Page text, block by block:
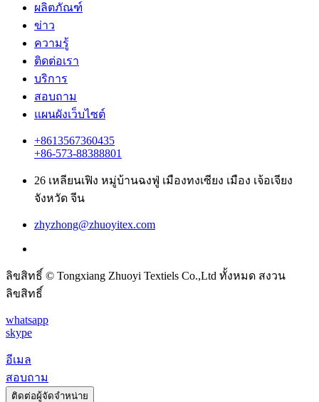
ผลิตภัณฑ์
ข่าว
ความรู้
ติดต่อเรา
บริการ
สอบถาม
แผนผังเว็บไซต์
+8613567360435
+86-573-88388801
26 เหลียนเฟิง หมู่บ้านฉงฟู่ เมืองทงเซียง เมือง เจ้อเจียง
จังหวัด จีน
zhyzhong@zhuoyitex.com
ลิขสิทธิ์ © Tongxiang Zhuoyi Textiels Co.,Ltd ทั้งหมด สงวน
ลิขสิทธิ์
whatsapp
skype
อีเมล
สอบถาม
ติดต่อผู้จัดจำหน่าย